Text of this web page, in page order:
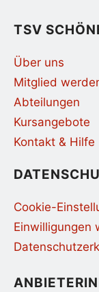
TSV
Über uns
Mitglied
Abteilungen
Kursangebote
Kontakt & Hilfe
Cookie-
Einwilligungen